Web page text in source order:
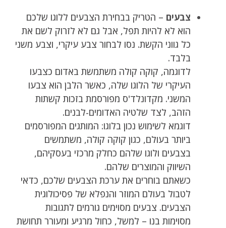
צבעים – הטריק בבחירת הצבעים ללוגו שלכם
הוא לא להיות תפל, אבל גם לא לזרוק לשם את
כל גווני הקשת. נסו לבחור צבע עיקרי, וצבע משני
בלבד.
לדוגמה, קוקה קולה משתמשת באדום כצבעו
העיקרי של הלוגו שלה, כאשר הלבן הוא צבעו
המשני. מקדונלד'ס מפורסמת בזכות קשתות
הזהב, לצד שלטיה האדומים-לבנים.
דוגמא לשימוש נכון בלוגו: המותגים המפורסמים
ביותר בעולם, כגון קוקה קולה, משתמשים
בצבעים ולוגו שלהם כחלק מרכזי בעסקיהם,
השיווק והמוצרים שלהם.
כשאתם בוחרים את ערכת הצבעים שלכם, כדאי
לטבול בעולם המוזר והנפלא של פסיכולוגית
הצבעים. צבעים מסוימים גורמים לתגובות
מסוימות בנו – למשל, כחול מרגיע ומעורר תחושת